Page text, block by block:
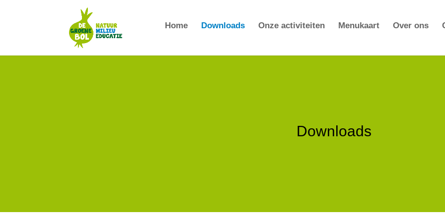
Home Downloads Onze activiteiten Menukaart Over ons
Downloads